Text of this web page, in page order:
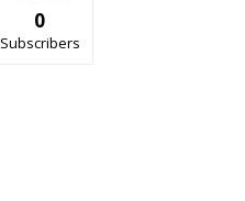
0
Subscribers